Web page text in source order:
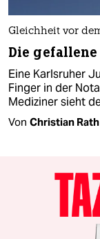
Gleichheit vor
Die
Eine Karlsruher
Finger in der
Mediziner sieht
Von Christian Rath